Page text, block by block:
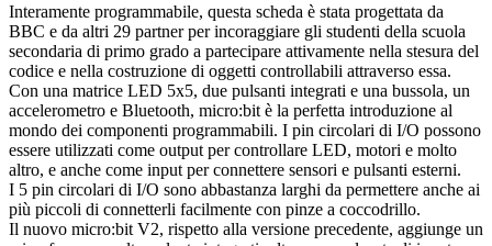
Interamente programmabile, questa scheda è stata progettata da
BBC e da altri 29 partner per incoraggiare gli studenti della scuola
secondaria di primo grado a partecipare attivamente nella stesura del
codice e nella costruzione di oggetti controllabili attraverso essa.
Con una matrice LED 5x5, due pulsanti integrati e una bussola, un
accelerometro e Bluetooth, micro:bit è la perfetta introduzione al
mondo dei componenti programmabili. I pin circolari di I/O possono
essere utilizzati come output per controllare LED, motori e molto
altro, e anche come input per connettere sensori e pulsanti esterni.
I 5 pin circolari di I/O sono abbastanza larghi da permettere anche ai
più piccoli di connetterli facilmente con pinze a coccodrillo.
Il nuovo micro:bit V2, rispetto alla versione precedente, aggiunge un